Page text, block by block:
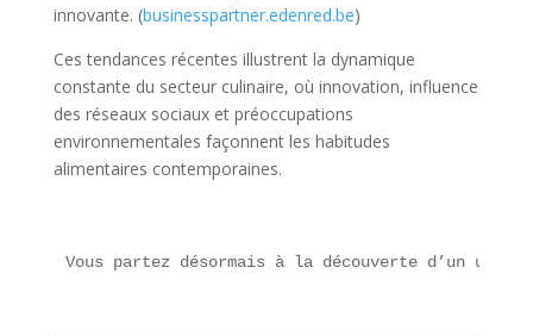
innovante. (businesspartner.edenred.be)
Ces tendances récentes illustrent la dynamique
constante du secteur culinaire, où innovation, influence
des réseaux sociaux et préoccupations
environnementales façonnent les habitudes
alimentaires contemporaines.
Vous partez désormais à la découverte d’un